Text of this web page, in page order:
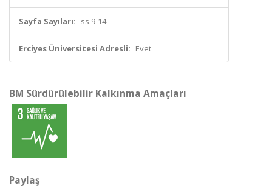
Sayfa Sayıları: ss.9-14
Erciyes Üniversitesi Adresli: Evet
BM Sürdürülebilir Kalkınma Amaçları
Paylaş